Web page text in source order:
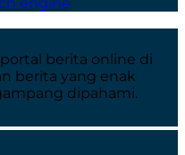
berita online di
berita yang enak
dipahami.